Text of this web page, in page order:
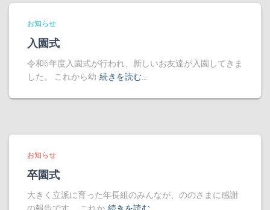
お知らせ
入園式
令和6年度入園式が行われ、新しいお友達が入園してきま
した。 これから幼 続きを読む…
お知らせ
卒園式
大きく立派に育った年長組のみんなが、ののさまに感謝